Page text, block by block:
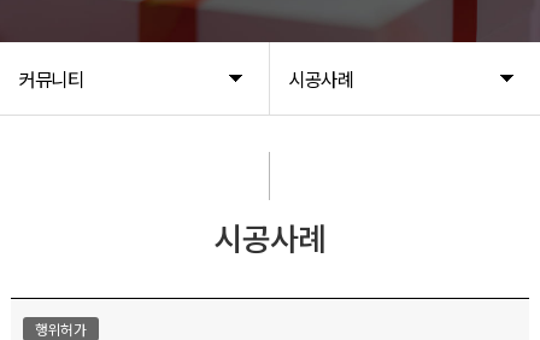
커뮤니티 시공사례
시공사례
행위허가